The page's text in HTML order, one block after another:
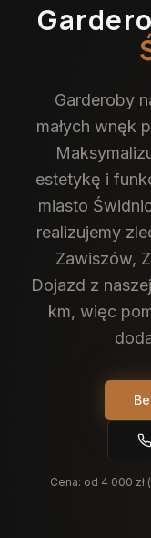
Garderoby
małych wnęk
estetykę i
miasto
realizujemy
Zawiszów,
Dojazd z
km, więc
Cena: od 4 000 zł